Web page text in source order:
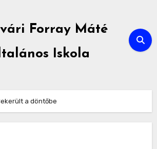
Forray Máté
Iskola
a döntőbe